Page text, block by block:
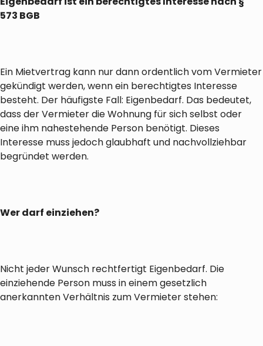
573 BGB
Ein Mietvertrag kann nur dann ordentlich vom Vermieter
gekündigt werden, wenn ein berechtigtes Interesse
besteht. Der häufigste Fall: Eigenbedarf. Das bedeutet,
dass der Vermieter die Wohnung für sich selbst oder
eine ihm nahestehende Person benötigt. Dieses
Interesse muss jedoch glaubhaft und nachvollziehbar
begründet werden.
Wer darf einziehen?
Nicht jeder Wunsch rechtfertigt Eigenbedarf. Die
einziehende Person muss in einem gesetzlich
anerkannten Verhältnis zum Vermieter stehen: